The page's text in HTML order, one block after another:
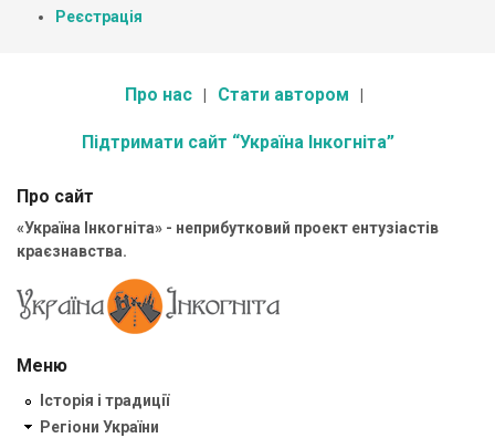
Реєстрація
Про нас Стати автором
Підтримати сайт “Україна Інкогніта”
Про сайт
«Україна Інкогніта» - неприбутковий проект ентузіастів
краєзнавства.
Меню
Історія і традиції
Регіони України